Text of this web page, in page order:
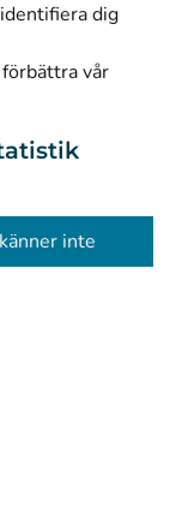
dig
vår
inte